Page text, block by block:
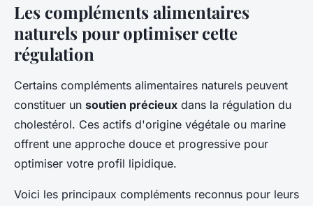
Les compléments alimentaires
naturels pour optimiser cette
régulation
Certains compléments alimentaires naturels peuvent
constituer un soutien précieux dans la régulation du
cholestérol. Ces actifs d'origine végétale ou marine
offrent une approche douce et progressive pour
optimiser votre profil lipidique.
Voici les principaux compléments reconnus pour leurs